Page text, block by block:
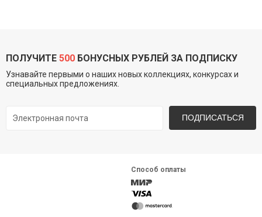
ПОЛУЧИТЕ 500 БОНУСНЫХ РУБЛЕЙ ЗА ПОДПИСКУ
Узнавайте первыми о наших новых коллекциях, конкурсах и
специальных предложениях.
ПОДПИСАТЬСЯ
Способ оплаты